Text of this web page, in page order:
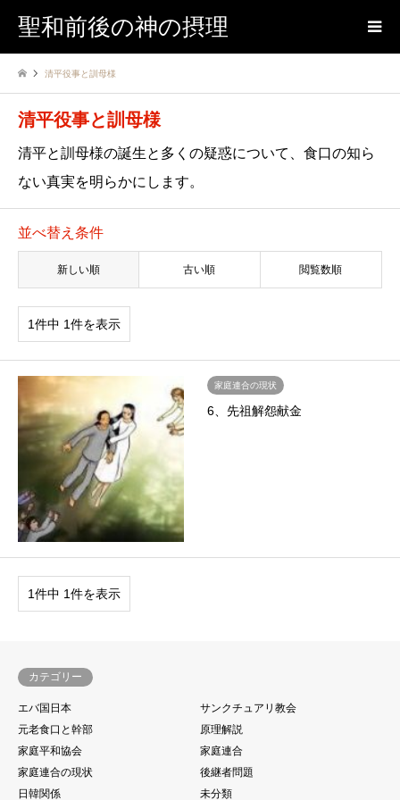
聖和前後の神の摂理
清平役事と訓母様
清平役事と訓母様
清平と訓母様の誕生と多くの疑惑について、食口の知ら
ない真実を明らかにします。
並べ替え条件
新しい順 古い順 閲覧数順
1件中 1件を表示
家庭連合の現状
6、先祖解怨献金
1件中 1件を表示
カテゴリー
エバ国日本
サンクチュアリ教会
元老食口と幹部
原理解説
家庭平和協会
家庭連合
家庭連合の現状
後継者問題
日韓関係
未分類